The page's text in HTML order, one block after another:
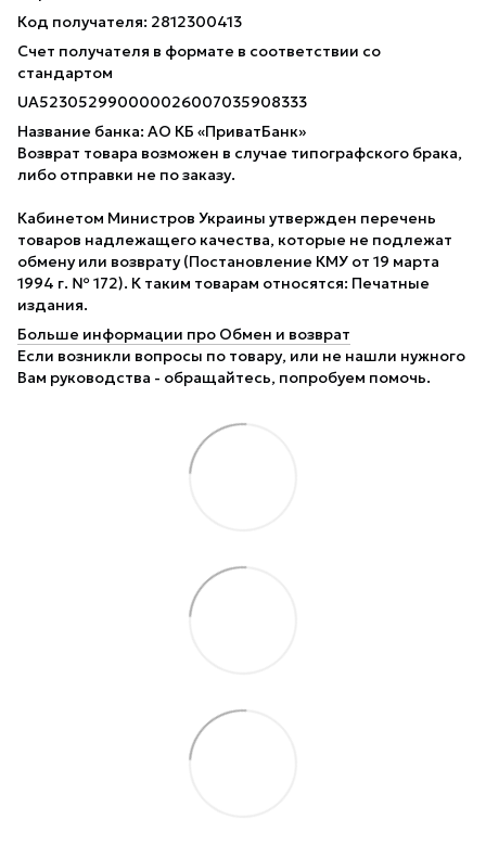
Код получателя: 2812300413
Счет получателя в формате в соответствии со
стандартом
UA523052990000026007035908333
Название банка: АО КБ «ПриватБанк»
Возврат товара возможен в случае типографского брака,
либо отправки не по заказу.
Кабинетом Министров Украины утвержден перечень
товаров надлежащего качества, которые не подлежат
обмену или возврату (Постановление КМУ от 19 марта
1994 г. № 172). К таким товарам относятся: Печатные
издания.
Больше информации про Обмен и возврат
Если возникли вопросы по товару, или не нашли нужного
Вам руководства - обращайтесь, попробуем помочь.